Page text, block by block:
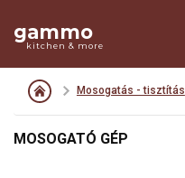
gammo
kitchen & more
Mosogatás - tisztítás
MOSOGATÓ GÉP